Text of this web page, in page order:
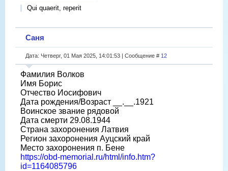
Qui quaerit, reperit
Саня
Дата: Четверг, 01 Мая 2025, 14:01:53 | Сообщение # 12
Фамилия Волков
Имя Борис
Отчество Иосифович
Дата рождения/Возраст __.__.1921
Воинское звание рядовой
Дата смерти 29.08.1944
Страна захоронения Латвия
Регион захоронения Ауцский край
Место захоронения п. Бене
https://obd-memorial.ru/html/info.htm?
id=1164085796